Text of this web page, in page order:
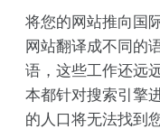
将您的网站推向国
网站翻译成不同的
语，这些工作还远
本都针对搜索引擎
的人口将无法找到